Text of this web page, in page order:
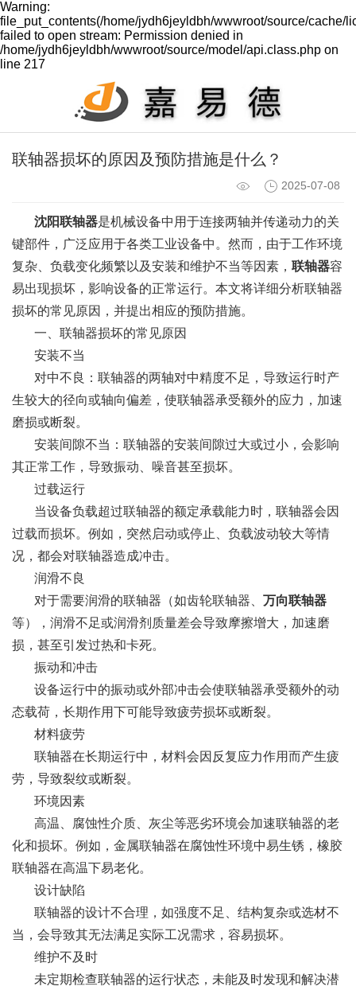
Warning:
file_put_contents(/home/jydh6jeyldbh/wwwroot/source/cache/
failed to open stream: Permission denied in
/home/jydh6jeyldbh/wwwroot/source/model/api.class.php on
line 217
联轴器损坏的原因及预防措施是什么？
2025-07-08
沈阳联轴器是机械设备中用于连接两轴并传递动力的关
键部件，广泛应用于各类工业设备中。然而，由于工作环境
复杂、负载变化频繁以及安装和维护不当等因素， 联轴器容
易出现损坏，影响设备的正常运行。本文将详细分析联轴器
损坏的常见原因，并提出相应的预防措施。
一、联轴器损坏的常见原因
安装不当
对中不良：联轴器的两轴对中精度不足，导致运行时产
生较大的径向或轴向偏差，使联轴器承受额外的应力，加速
磨损或断裂。
安装间隙不当：联轴器的安装间隙过大或过小，会影响
其正常工作，导致振动、噪音甚至损坏。
过载运行
当设备负载超过联轴器的额定承载能力时，联轴器会因
过载而损坏。例如，突然启动或停止、负载波动较大等情
况，都会对联轴器造成冲击。
润滑不良
对于需要润滑的联轴器（如齿轮联轴器、 万向联轴器
等），润滑不足或润滑剂质量差会导致摩擦增大，加速磨
损，甚至引发过热和卡死。
振动和冲击
设备运行中的振动或外部冲击会使联轴器承受额外的动
态载荷，长期作用下可能导致疲劳损坏或断裂。
材料疲劳
联轴器在长期运行中，材料会因反复应力作用而产生疲
劳，导致裂纹或断裂。
环境因素
高温、腐蚀性介质、灰尘等恶劣环境会加速联轴器的老
化和损坏。例如，金属联轴器在腐蚀性环境中易生锈，橡胶
联轴器在高温下易老化。
设计缺陷
联轴器的设计不合理，如强度不足、结构复杂或选材不
当，会导致其无法满足实际工况需求，容易损坏。
维护不及时
未定期检查联轴器的运行状态，未能及时发现和解决潜